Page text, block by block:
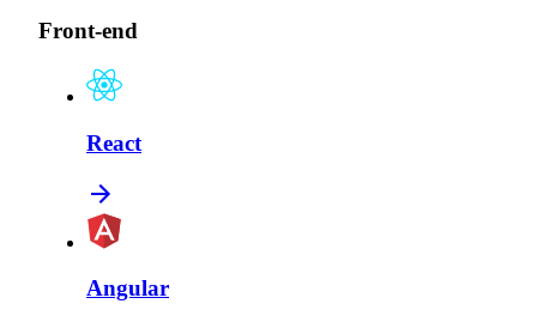
Front-end
React
Angular